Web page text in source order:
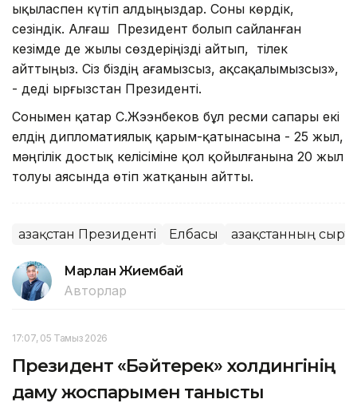
ықыласпен күтіп алдыңыздар. Соны көрдік,
сезіндік. Алғаш Президент болып сайланған
кезімде де жылы сөздеріңізді айтып, тілек
айттыңыз. Сіз біздің ағамызсыз, ақсақалымызсыз»,
- деді Қырғызстан Президенті.
Сонымен қатар С.Жээнбеков бұл ресми сапары екі
елдің дипломатиялық қарым-қатынасына - 25 жыл,
мәңгілік достық келісіміне қол қойылғанына 20 жыл
толуы аясында өтіп жатқанын айтты.
Қазақстан Президенті Елбасы Қазақстанның
Марлан Жиембай
Авторлар
17:07, 05 Тамыз 2026
Президент «Бәйтерек» холдингінің
даму жоспарымен танысты